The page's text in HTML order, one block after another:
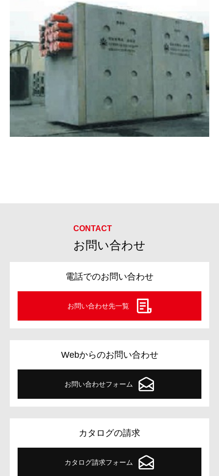
お問い合わせ
電話でのお問い合わせ
お問い合わせ先一覧
Webからのお問い合わせ
お問い合わせフォーム
カタログの請求
カタログ請求フォーム